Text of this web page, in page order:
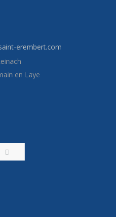
erembert.com
en Laye